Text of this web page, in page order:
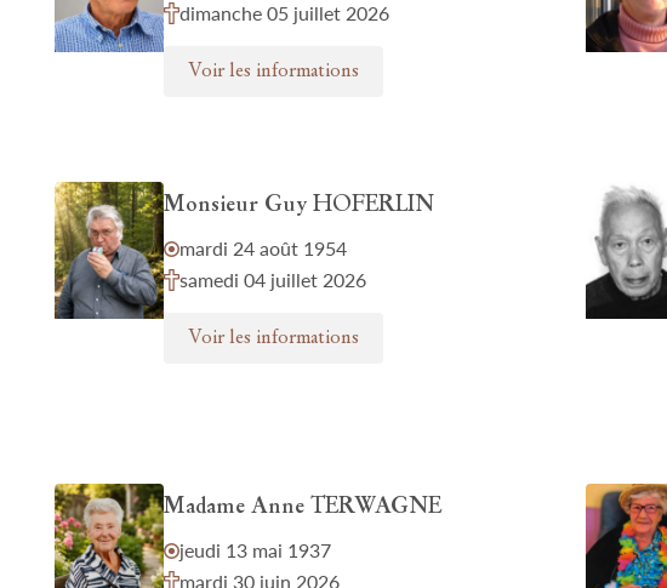
dimanche 05 juillet 2026
Voir les informations
Monsieur Guy HOFERLIN
mardi 24 août 1954
samedi 04 juillet 2026
Voir les informations
Madame Anne TERWAGNE
jeudi 13 mai 1937
mardi 30 juin 2026